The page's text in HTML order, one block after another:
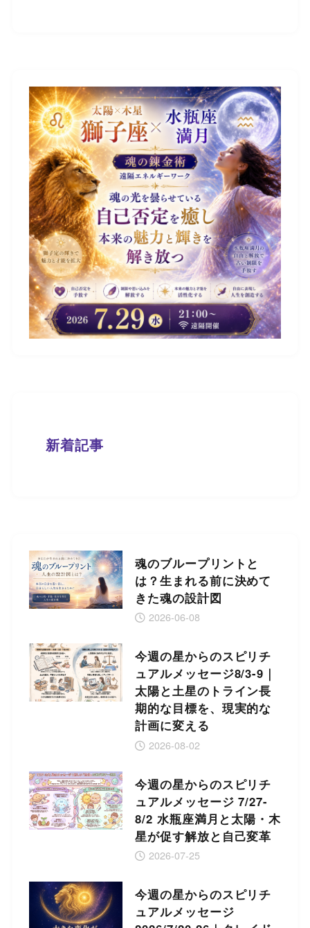
新着記事
魂のブループリントと
は？生まれる前に決めて
きた魂の設計図
2026-06-08
今週の星からのスピリチ
ュアルメッセージ8/3-9｜
太陽と土星のトライン長
期的な目標を、現実的な
計画に変える
2026-08-02
今週の星からのスピリチ
ュアルメッセージ 7/27-
8/2 水瓶座満月と太陽・木
星が促す解放と自己変革
2026-07-25
今週の星からのスピリチ
ュアルメッセージ